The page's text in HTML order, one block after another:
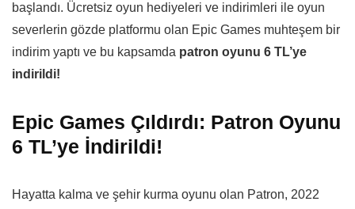
başlandı. Ücretsiz oyun hediyeleri ve indirimleri ile oyun
severlerin gözde platformu olan Epic Games muhteşem bir
indirim yaptı ve bu kapsamda patron oyunu 6 TL’ye
indirildi!
Epic Games Çıldırdı: Patron Oyunu
6 TL’ye İndirildi!
Hayatta kalma ve şehir kurma oyunu olan Patron, 2022